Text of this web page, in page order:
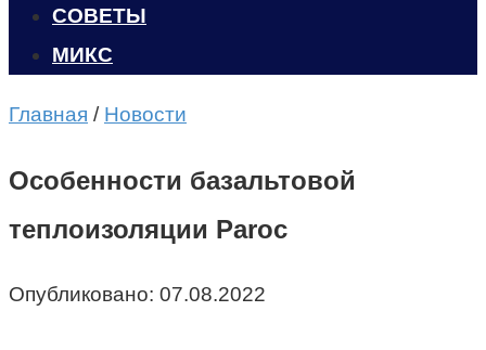
CОВЕТЫ
МИКС
Главная / Новости
Особенности базальтовой
теплоизоляции Paroc
Опубликовано: 07.08.2022